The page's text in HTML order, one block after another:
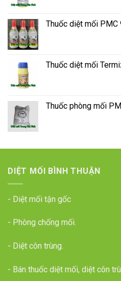
Thuốc diệt mối PMC
Thuốc diệt mối
Thuốc phòng mối
DIỆT MỐI BÌNH THUẬN
- Diệt mối tận gốc
- Phòng chống mối.
- Diệt côn trùng.
- Bán thuốc diệt mối, diệt côn